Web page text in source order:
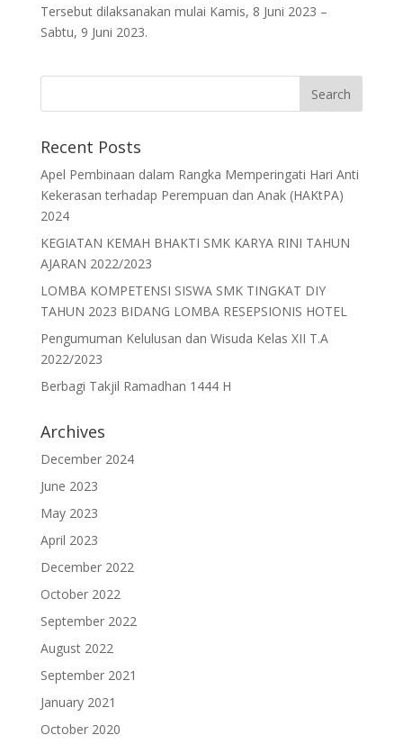
Tersebut dilaksanakan mulai Kamis, 8 Juni 2023 –
Sabtu, 9 Juni 2023.
Recent Posts
Apel Pembinaan dalam Rangka Memperingati Hari Anti
Kekerasan terhadap Perempuan dan Anak (HAKtPA)
2024
KEGIATAN KEMAH BHAKTI SMK KARYA RINI TAHUN
AJARAN 2022/2023
LOMBA KOMPETENSI SISWA SMK TINGKAT DIY
TAHUN 2023 BIDANG LOMBA RESEPSIONIS HOTEL
Pengumuman Kelulusan dan Wisuda Kelas XII T.A
2022/2023
Berbagi Takjil Ramadhan 1444 H
Archives
December 2024
June 2023
May 2023
April 2023
December 2022
October 2022
September 2022
August 2022
September 2021
January 2021
October 2020